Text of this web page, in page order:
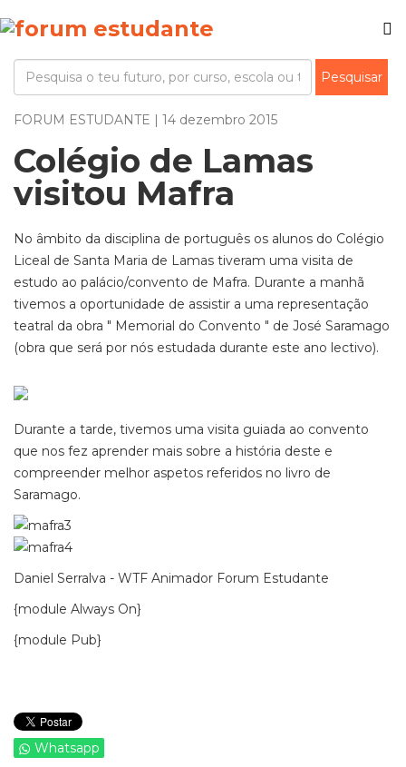
FORUM ESTUDANTE | 14 dezembro 2015
Colégio de Lamas
visitou Mafra
No âmbito da disciplina de português os alunos do Colégio
Liceal de Santa Maria de Lamas tiveram uma visita de
estudo ao palácio/convento de Mafra. Durante a manhã
tivemos a oportunidade de assistir a uma representação
teatral da obra " Memorial do Convento " de José Saramago
(obra que será por nós estudada durante este ano lectivo).
Durante a tarde, tivemos uma visita guiada ao convento
que nos fez aprender mais sobre a história deste e
compreender melhor aspetos referidos no livro de
Saramago.
Daniel Serralva - WTF Animador Forum Estudante
{module Always On}
{module Pub}
Whatsapp